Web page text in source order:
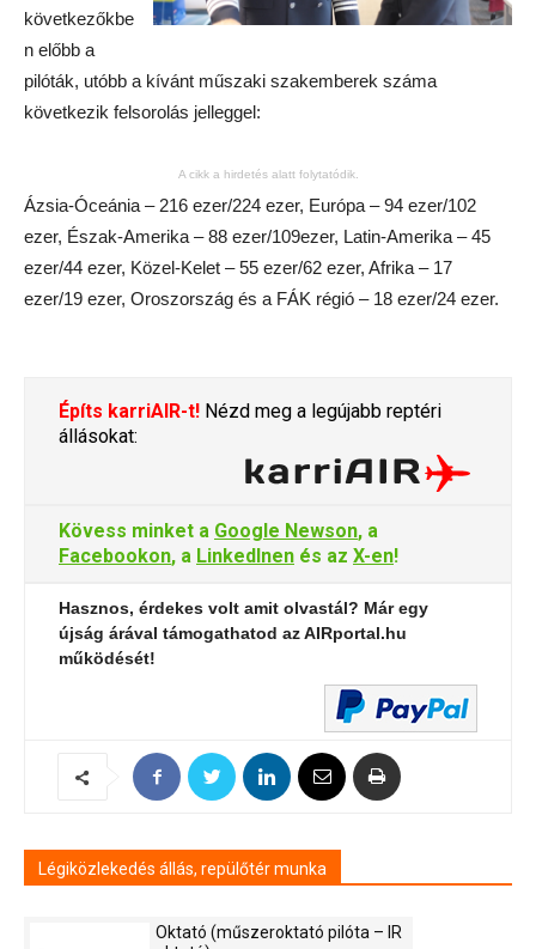
következőkbe
n előbb a
pilóták, utóbb a kívánt műszaki szakemberek száma
következik felsorolás jelleggel:
A cikk a hirdetés alatt folytatódik.
Ázsia-Óceánia – 216 ezer/224 ezer, Európa – 94 ezer/102
ezer, Észak-Amerika – 88 ezer/109ezer, Latin-Amerika – 45
ezer/44 ezer, Közel-Kelet – 55 ezer/62 ezer, Afrika – 17
ezer/19 ezer, Oroszország és a FÁK régió – 18 ezer/24 ezer.
Építs karriAIR-t! Nézd meg a legújabb reptéri
állásokat:
Kövess minket a Google Newson, a
Facebookon, a LinkedInen és az X-en!
Hasznos, érdekes volt amit olvastál? Már egy
újság árával támogathatod az AIRportal.hu
működését!
Légiközlekedés állás, repülőtér munka
Oktató (műszeroktató pilóta – IR